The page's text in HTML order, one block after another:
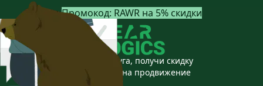
Промокод: RAWR на 5% скидки
Приведи друга, получи скидку
Скидка 30% на продвижение